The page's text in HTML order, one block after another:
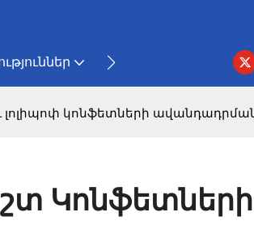
Մեր Մասին
լոլիպոփ կոնֆետների
Կոնֆետների